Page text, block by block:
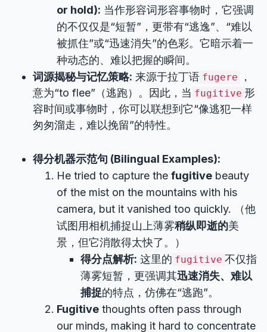
or hold): 当作形容词形容事物时，它强调
的不仅仅是“短暂”，更带有“逃逸”、“难以
被抓住”或“迅速消失”的色彩。它暗示着一
种动态的、难以把握的瞬间。
词源揭秘与记忆策略: 来源于拉丁语 fugere
，
意为“to flee”（逃跑）。因此，当 fugitive 形
容时间或事物时，你可以联想到它“像逃犯一样
匆匆溜走，难以挽留”的特性。
得分机器示范句 (Bilingual Examples):
He tried to capture the fugitive beauty
of the mist on the mountains with his
camera, but it vanished too quickly. （他
试图用相机捕捉山上薄雾稍纵即逝的美
景，但它消散得太快了。）
得分点解析: 这里的 fugitive 不仅指
薄雾短暂，更强调其迅速消失、难以
捕捉的特点，仿佛在“逃跑”。
Fugitive thoughts often pass through
our minds, making it hard to concentrate